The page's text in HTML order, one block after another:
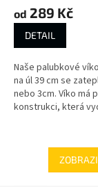
od 289 Kč
DETAIL
Naše palubkové
na úl 39 cm se
nebo 3cm. Víko má
konstrukci, která